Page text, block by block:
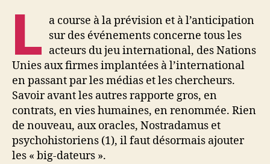
L a course à la prévision et à l’anticipation
sur des événements concerne tous les
acteurs du jeu international, des Nations
Unies aux firmes implantées à l’international
en passant par les médias et les chercheurs.
Savoir avant les autres rapporte gros, en
contrats, en vies humaines, en renommée. Rien
de nouveau, aux oracles, Nostradamus et
psychohistoriens (1), il faut désormais ajouter
les « big-dateurs ».